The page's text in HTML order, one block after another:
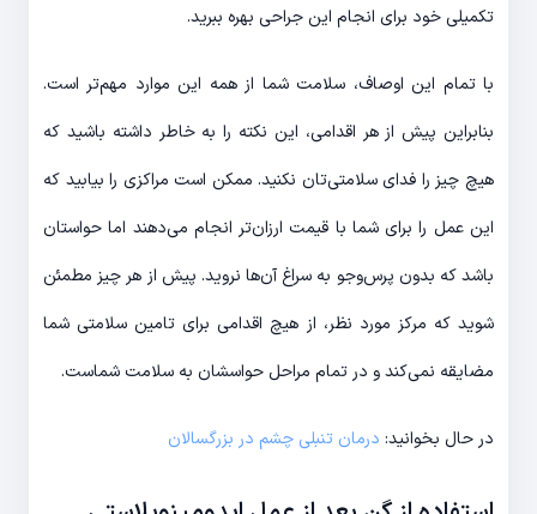
تکمیلی خود برای انجام این جراحی بهره ببرید.
با تمام این اوصاف، سلامت شما از همه این موارد مهم‌تر است.
بنابراین پیش از هر اقدامی، این نکته را به خاطر داشته باشید که
هیچ چیز را فدای سلامتی‌تان نکنید. ممکن است مراکزی را بیابید که
این عمل را برای شما با قیمت ارزان‌تر انجام می‌دهند اما حواستان
باشد که بدون پرس‌وجو به سراغ آن‌ها نروید. پیش از هر چیز مطمئن
شوید که مرکز مورد نظر، از هیچ اقدامی برای تامین سلامتی شما
مضایقه نمی‌کند و در تمام مراحل حواسشان به سلامت شماست.
در حال بخوانید: درمان تنبلی چشم در بزرگسالان